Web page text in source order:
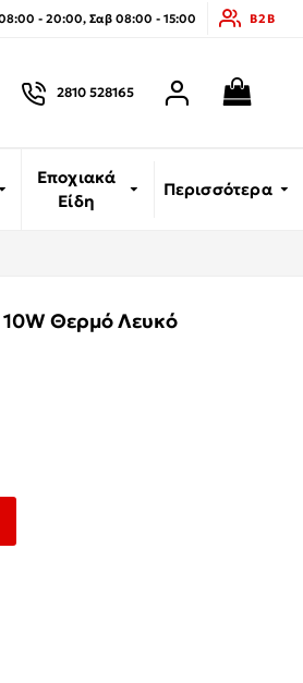
08:00 - 20:00, Σαβ 08:00 - 15:00 B2B
2810 528165
Εποχιακά
Είδη
Περισσότερα
10W Θερμό Λευκό